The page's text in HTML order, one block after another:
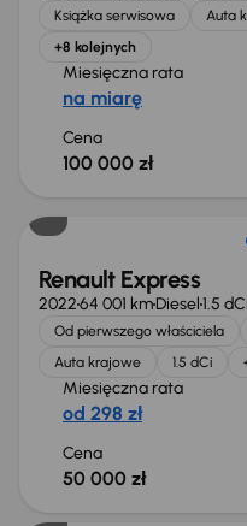
Książka serwisowa Auta
+8 kolejnych
Miesięczna rata
na miarę
Cena
100 000 zł
Renault Express
202264 001 kmDiesel1.5 dCi
Od pierwszego właściciela
Auta krajowe
1.5 dCi
Miesięczna rata
od 298 zł
Cena
50 000 zł
Taniej o 1 000 zł